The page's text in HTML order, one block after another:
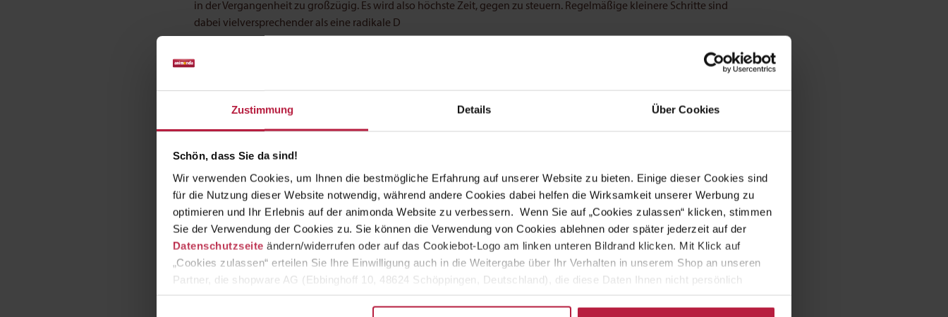
Zustimmung Details Über Cookies
Schön, dass Sie da sind!
Wir verwenden Cookies, um Ihnen die bestmögliche Erfahrung auf unserer Website zu bieten. Einige dieser Cookies sind
für die Nutzung dieser Website notwendig, während andere Cookies dabei helfen die Wirksamkeit unserer Werbung zu
optimieren und Ihr Erlebnis auf der animonda Website zu verbessern. Wenn Sie auf „Cookies zulassen“ klicken, stimmen
Sie der Verwendung der Cookies zu. Sie können die Verwendung von Cookies ablehnen oder später jederzeit auf der
Datenschutzseite ändern/widerrufen oder auf das Cookiebot-Logo am linken unteren Bildrand klicken. Mit Klick auf
„Cookies zulassen“ erteilen Sie Ihre Einwilligung auch in die Weitergabe über Ihr Verhalten in unserem Shop an unseren
Partner, die shopware AG (Ebbinghoff 10, 48624 Schöppingen, Deutschland), die diese Daten Ihnen nicht persönlich
zuordnen kann, sie aber zu eigenen Zwecken (z.B. Produktverbesserungen, Marktverhaltensanalysen) verarbeiten darf.
in der Vergangenheit zu großzügig. Es wird also höchste Zeit, gegen zu steuern. Regelmäßige kleinere Schritte sind
dabei vielversprechender als eine radikale D
So nimmt die Katze ab
Drei Punkte sichern den dauerhaften Erfolg bei der Gewichtskontrolle: Erstens muss die Katze weniger Energie
Zweitens sollten alle zusätzlichen Häppchen, z. B. Belohnungen und Snacks, gestrichen oder von der Tagesration der
Reduktionskost abgezogen werden. Viele Leckerlis sind kalorienreicher als mancher denkt.
Und schließlich ist es ganz wichtig, die körperliche Aktivität des Tieres zu erhöhen. Häufig sind damit Wohnungskatzen
gemeint, die weniger Bewegung als Freigänger haben. Sie können mit Jagdspielen ermuntert werden, ebenso wie mit
einem deckenhohen Kratzbaum.